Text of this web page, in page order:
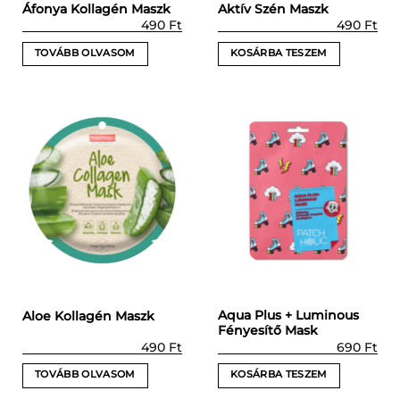
Áfonya Kollagén Maszk
490 Ft
TOVÁBB OLVASOM
Aktív Szén Maszk
490 Ft
KOSÁRBA TESZEM
Aloe Kollagén Maszk
490 Ft
TOVÁBB OLVASOM
Aqua Plus + Luminous
Fényesítő Mask
690 Ft
KOSÁRBA TESZEM